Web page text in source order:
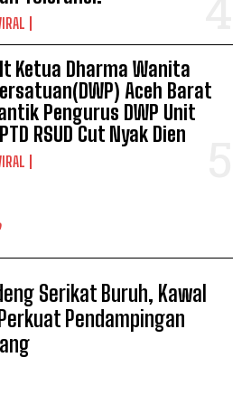
Ketua Dharma Wanita
Aceh Barat
Pengurus DWP Unit
RSUD Cut Nyak Dien
Serikat Buruh, Kawal
Pendampingan